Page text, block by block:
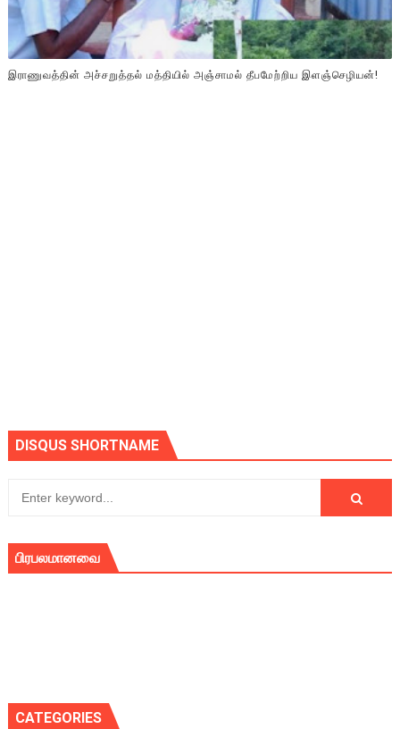
இராணுவத்தின் அச்சறுத்தல் மத்தியில் அஞ்சாமல் தீபமேற்றிய இளஞ்செழியன்!
DISQUS SHORTNAME
பிரபலமானவை
CATEGORIES